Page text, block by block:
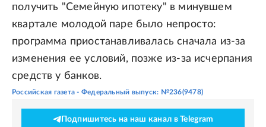
получить "Семейную ипотеку" в минувшем
квартале молодой паре было непросто:
программа приостанавливалась сначала из-за
изменения ее условий, позже из-за исчерпания
средств у банков.
Российская газета - Федеральный выпуск: №236(9478)
Подпишитесь на наш канал в Telegram